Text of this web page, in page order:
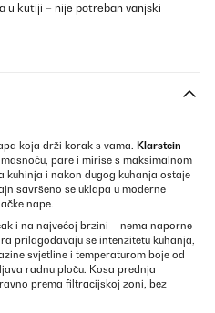
u kutiji – nije potreban vanjski
koja drži korak s vama. Klarstein
pare i mirise s maksimalnom
kuhinja i nakon dugog kuhanja ostaje
savršeno se uklapa u moderne
nape.
i na najvećoj brzini – nema naporne
prilagođavaju se intenzitetu kuhanja,
svjetline i temperaturom boje od
radnu ploču. Kosa prednja
prema filtracijskoj zoni, bez